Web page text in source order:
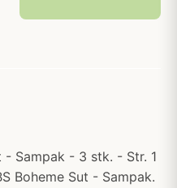
- Sampak - 3 stk. - Str. 1
Boheme Sut - Sampak.